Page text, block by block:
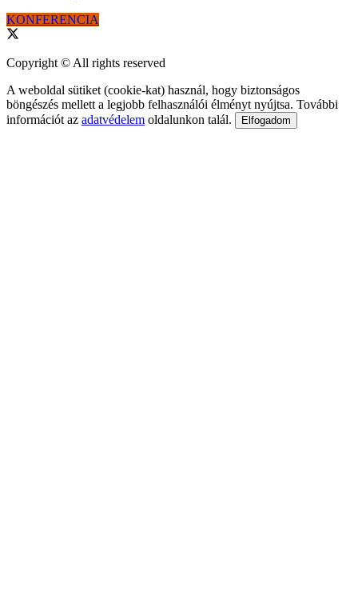
KONFERENCIA
Copyright © All rights reserved
A weboldal sütiket (cookie-kat) használ, hogy biztonságos
böngészés mellett a legjobb felhasználói élményt nyújtsa. További
információt az adatvédelem oldalunkon talál. Elfogadom